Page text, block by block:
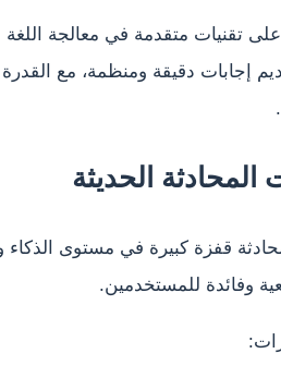
تقنيات متقدمة في معالجة اللغة
إجابات دقيقة ومنظمة، مع
المحادثة الحديثة
قفزة كبيرة في مستوى الذكاء
وفائدة للمستخدمين.